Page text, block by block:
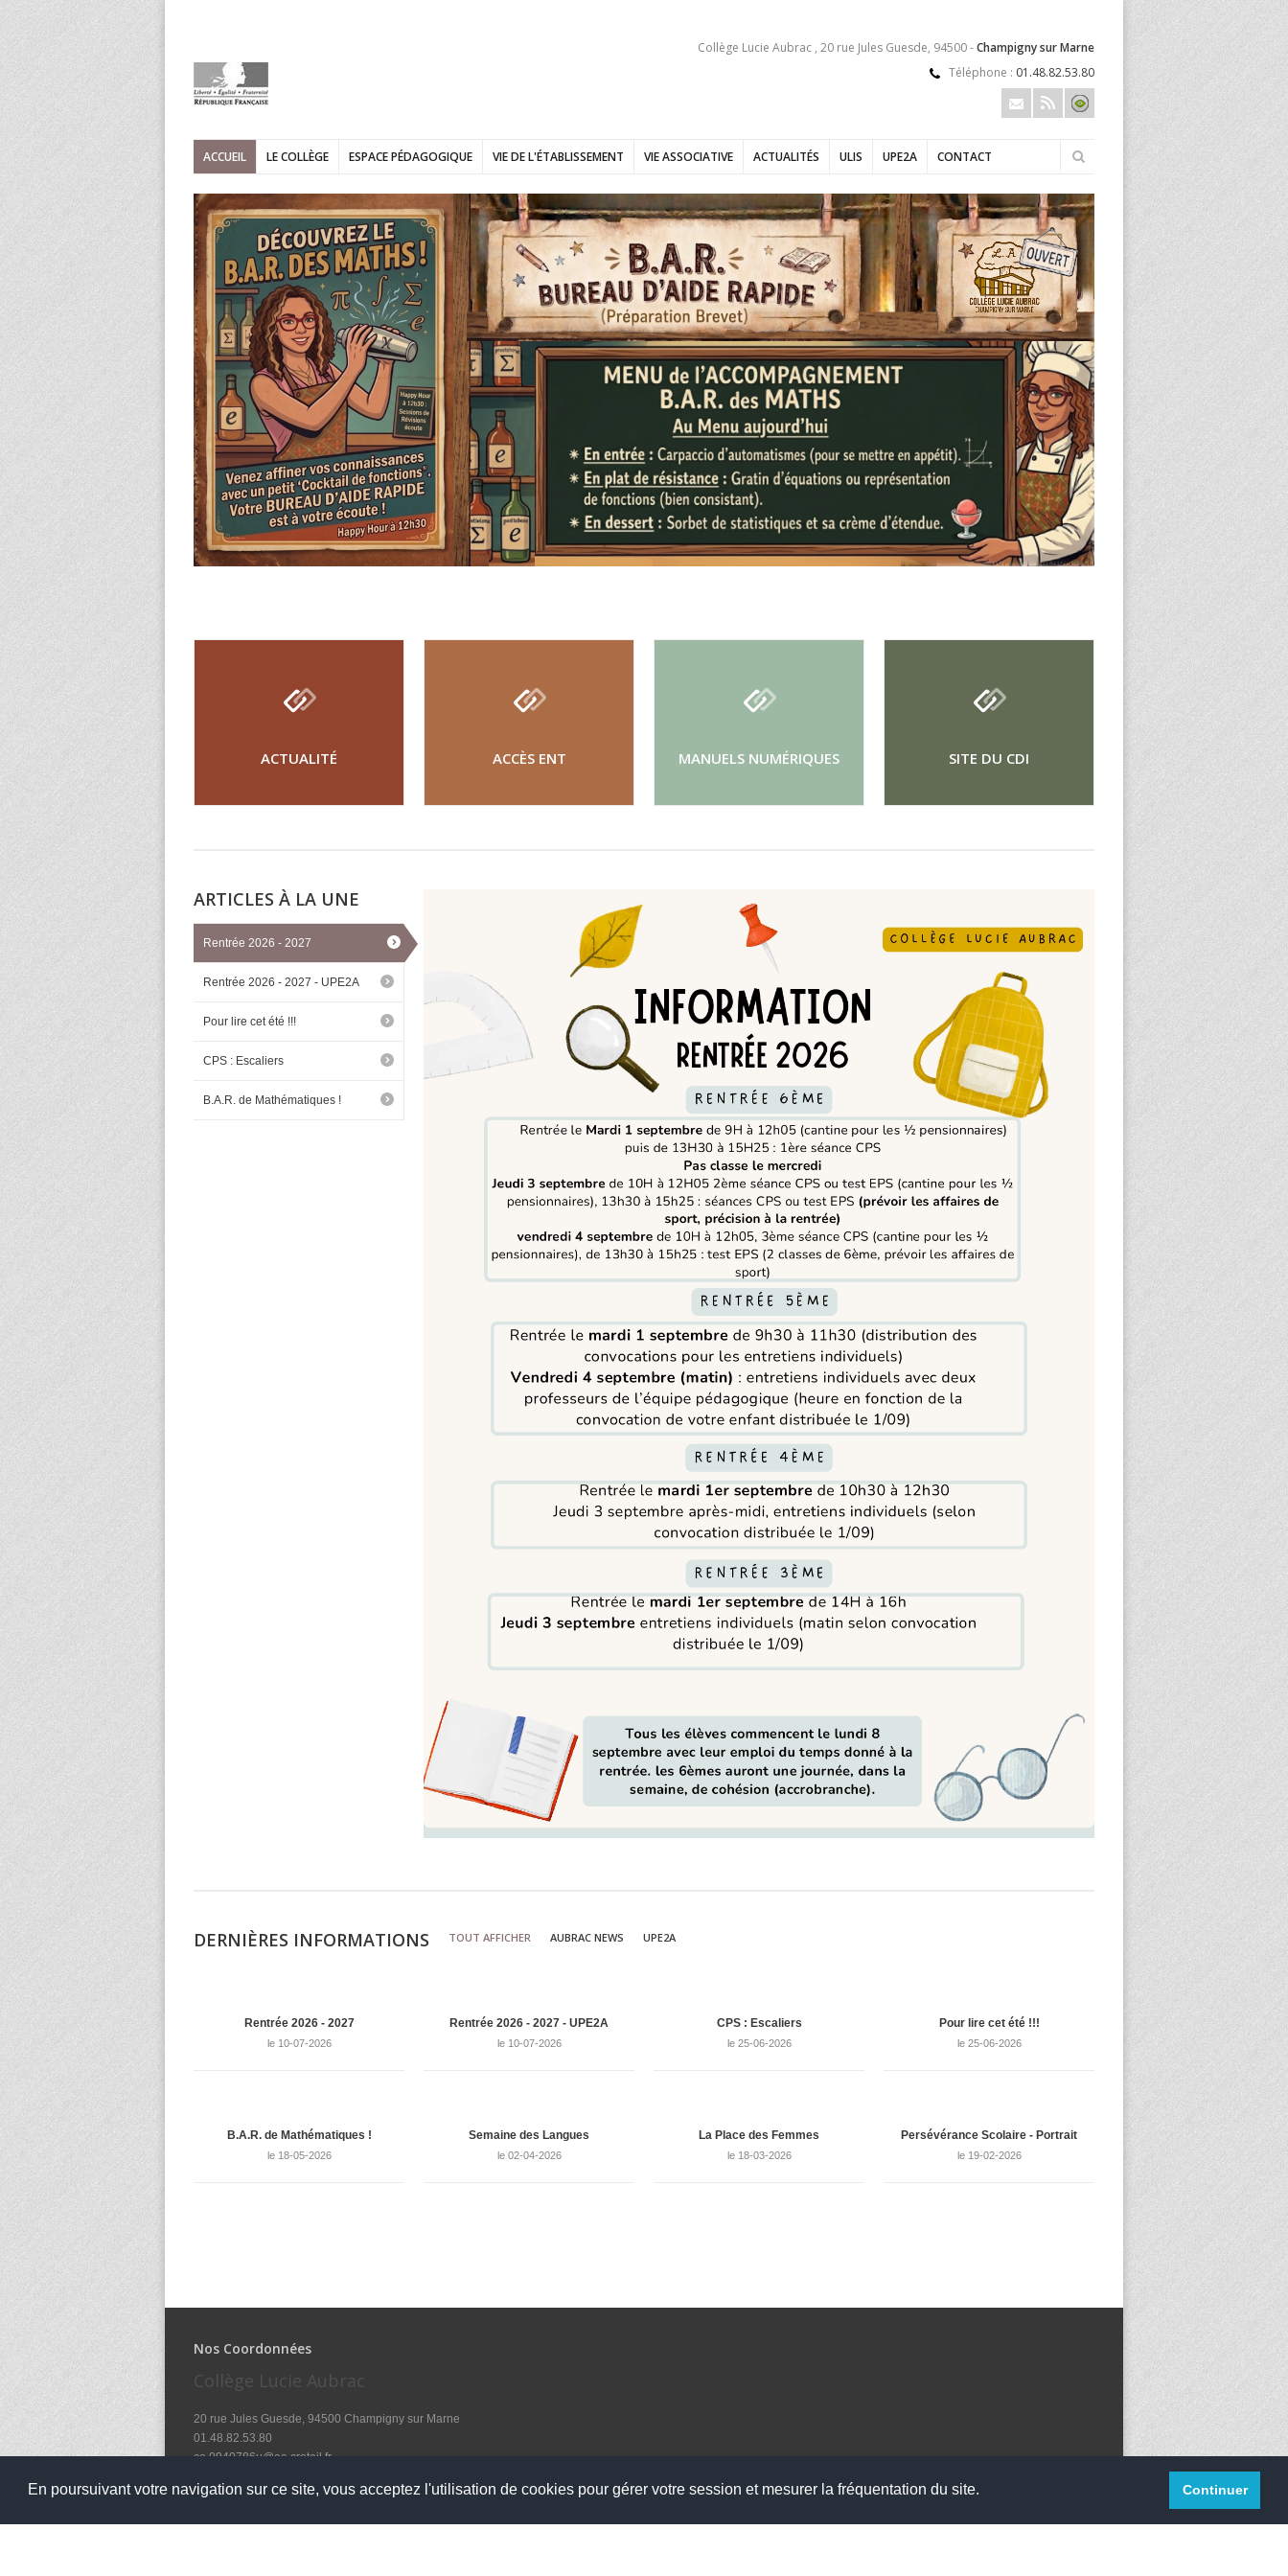
En poursuivant votre navigation sur ce site, vous acceptez l'utilisation de cookies pour gérer votre session et mesurer la fréquentation du site. Continuer
Collège Lucie Aubrac , 20 rue Jules Guesde, 94500 -Champigny sur Marne
Téléphone : 01.48.82.53.80
ACCUEIL LE COLLÈGE ESPACE PÉDAGOGIQUE VIE DE L'ÉTABLISSEMENT VIE ASSOCIATIVE ACTUALITÉS ULIS UPE2A CONTACT
ACTUALITÉ ACCÈS ENT MANUELS NUMÉRIQUES SITE DU CDI
ARTICLES À LA UNE
Rentrée 2026 - 2027
Rentrée 2026 - 2027 - UPE2A
Pour lire cet été !!!
CPS : Escaliers
B.A.R. de Mathématiques !
DERNIÈRES INFORMATIONS TOUT AFFICHER AUBRAC NEWS UPE2A
Rentrée 2026 - 2027
le 10-07-2026
Rentrée 2026 - 2027 - UPE2A
le 10-07-2026
CPS : Escaliers
le 25-06-2026
Pour lire cet été !!!
le 25-06-2026
B.A.R. de Mathématiques !
le 18-05-2026
Semaine des Langues
le 02-04-2026
La Place des Femmes
le 18-03-2026
Persévérance Scolaire - Portrait
le 19-02-2026
Nos Coordonnées
Collège Lucie Aubrac
20 rue Jules Guesde, 94500 Champigny sur Marne
01.48.82.53.80
ce.0940786u@ac-creteil.fr
Notre établissement accueille le public aux horaires suivants :
8hoo à 12hoo - Mercredi / 8h à 12h et 13h30 à 15h - Vendredi